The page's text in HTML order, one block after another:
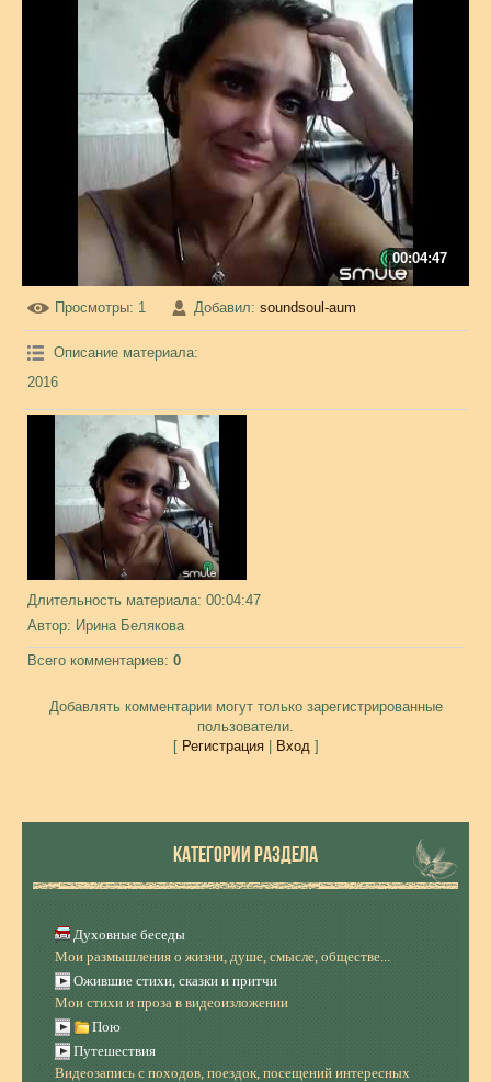
00:04:47
Просмотры: 1 Добавил: soundsoul-aum
Описание материала:
2016
Длительность материала: 00:04:47
Автор: Ирина Белякова
Всего комментариев: 0
Добавлять комментарии могут только зарегистрированные
пользователи.
[ Регистрация| Вход]
КАТЕГОРИИ РАЗДЕЛА
Духовные беседы
Мои размышления о жизни, душе, смысле, обществе...
Ожившие стихи, сказки и притчи
Мои стихи и проза в видеоизложении
Пою
Путешествия
Видеозапись с походов, поездок, посещений интересных